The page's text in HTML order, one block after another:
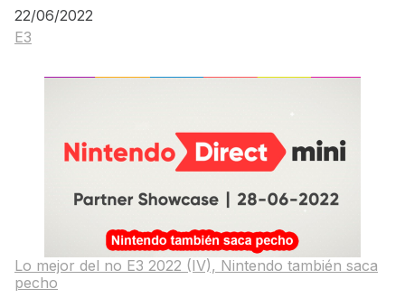
Fecha
22/06/2022
Respecto a
E3
Lo mejor del no E3 2022 (IV), Nintendo también saca
pecho